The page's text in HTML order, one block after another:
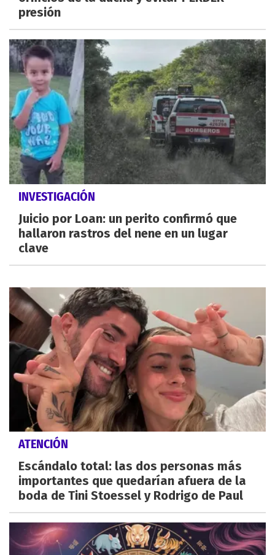
presión
INVESTIGACIÓN
Juicio por Loan: un perito confirmó que
hallaron rastros del nene en un lugar
clave
ATENCIÓN
Escándalo total: las dos personas más
importantes que quedarían afuera de la
boda de Tini Stoessel y Rodrigo de Paul